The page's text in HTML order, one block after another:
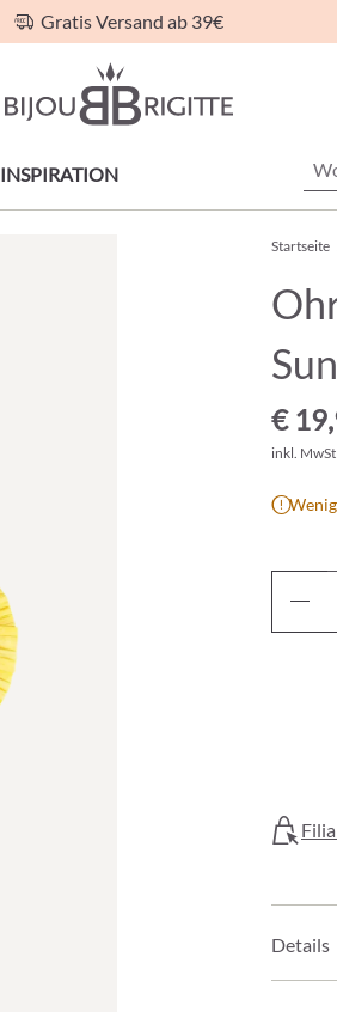
Gratis Versand ab 39€
INSPIRATION
Startseite
€
inkl.
Details